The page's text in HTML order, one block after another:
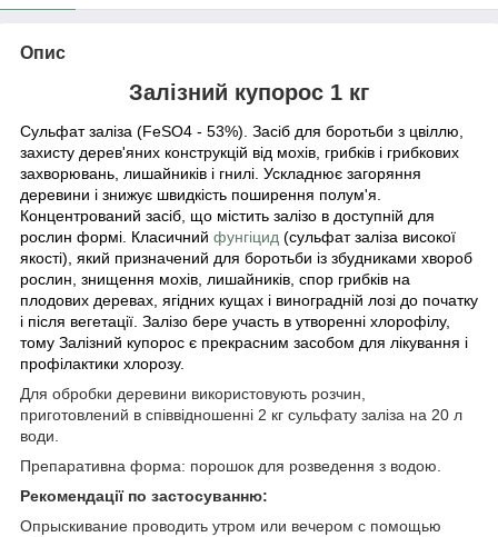
Опис
Залізний купорос 1 кг
Сульфат заліза (FeSO4 - 53%). Засіб для боротьби з цвіллю,
захисту дерев'яних конструкцій від мохів, грибків і грибкових
захворювань, лишайників і гнилі. Ускладнює загоряння
деревини і знижує швидкість поширення полум'я.
Концентрований засіб, що містить залізо в доступній для
рослин формі. Класичний фунгіцид (сульфат заліза високої
якості), який призначений для боротьби із збудниками хвороб
рослин, знищення мохів, лишайників, спор грибків на
плодових деревах, ягідних кущах і виноградній лозі до початку
і після вегетації. Залізо бере участь в утворенні хлорофілу,
тому Залізний купорос є прекрасним засобом для лікування і
профілактики хлорозу.
Для обробки деревини використовують розчин,
приготовлений в співвідношенні 2 кг сульфату заліза на 20 л
води.
Препаративна форма: порошок для розведення з водою.
Рекомендації по застосуванню:
Опрыскивание проводить утром или вечером с помощью